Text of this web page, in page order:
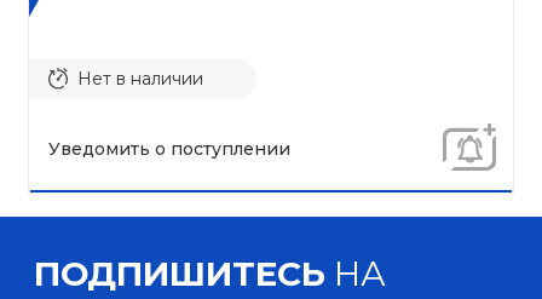
Нет в наличии
Уведомить о поступлении
ПОДПИШИТЕСЬ НА